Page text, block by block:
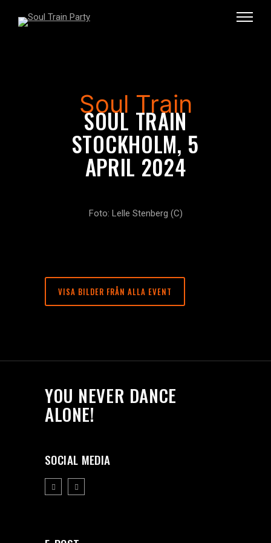
Soul Train
SOUL TRAIN
STOCKHOLM, 5
APRIL 2024
Foto: Lelle Stenberg (C)
VISA BILDER FRÅN ALLA EVENT
YOU NEVER DANCE
ALONE!
SOCIAL MEDIA